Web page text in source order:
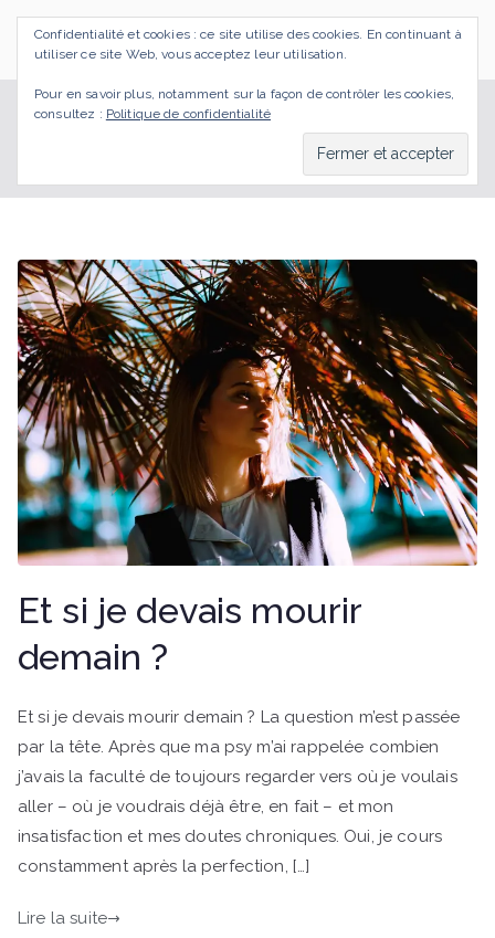
Aller
SI J'OSAIS
Bilan de Compétences Gestalt Rezé
Accueil BLOG mourir
Et si je devais mourir
demain ?
Et si je devais mourir demain ? La question m’est passée
par la tête. Après que ma psy m’ai rappelée combien
j’avais la faculté de toujours regarder vers où je voulais
aller – où je voudrais déjà être, en fait – et mon
insatisfaction et mes doutes chroniques. Oui, je cours
constamment après la perfection, […]
Lire la suite
Confidentialité et cookies : ce site utilise des cookies. En continuant à
utiliser ce site Web, vous acceptez leur utilisation.
Pour en savoir plus, notamment sur la façon de contrôler les cookies,
consultez : Politique de confidentialité